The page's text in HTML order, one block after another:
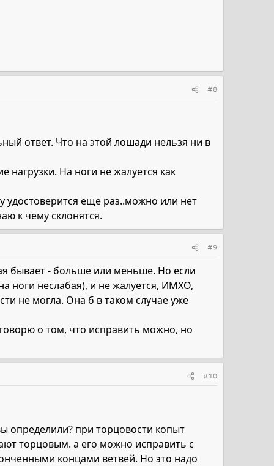
#8
ответ. Что на этой лошади нельзя ни в
нагрузки. На ноги не жалуется как
удостоверится еще раз..можно или нет
к чему склонятся.
#9
бывает - больше или меньше. Но если
ноги неслабая), и не жалуется, ИМХО,
не могла. Она б в таком случае уже
о том, что исправить можно, но
#10
определили? при торцовости копыт
торцовым. а его можно исправить с
концами ветвей. Но это надо